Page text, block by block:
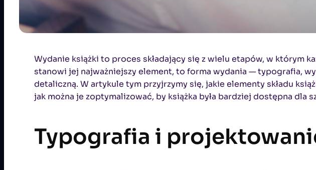
Wydanie książki to proces składający się z wielu etapów, w którym
stanowi jej najważniejszy element, to forma wydania — typografia,
detaliczną. W artykule tym przyjrzymy się, jakie elementy składu
jak można je zoptymalizować, by książka była bardziej dostępna dla
Typografia i